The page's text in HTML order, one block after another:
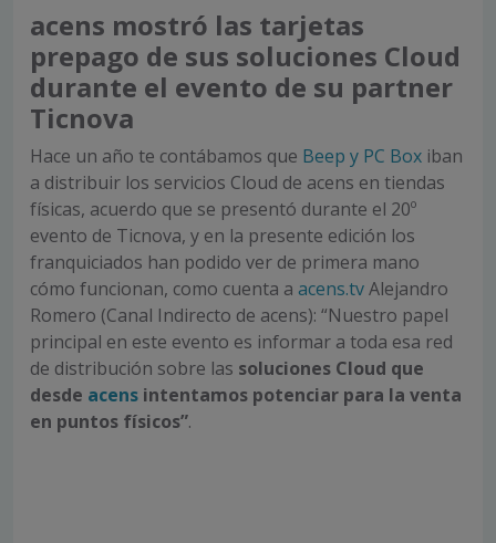
acens mostró las tarjetas
prepago de sus soluciones Cloud
durante el evento de su partner
Ticnova
Hace un año te contábamos que Beep y PC Box iban
a distribuir los servicios Cloud de acens en tiendas
físicas, acuerdo que se presentó durante el 20º
evento de Ticnova, y en la presente edición los
franquiciados han podido ver de primera mano
cómo funcionan, como cuenta a acens.tvAlejandro
Romero (Canal Indirecto de acens): “Nuestro papel
principal en este evento es informar a toda esa red
de distribución sobre las soluciones Cloud que
desde acens intentamos potenciar para la venta
en puntos físicos”.